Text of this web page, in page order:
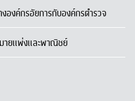
องค์กรอัยการกับองค์กรตำรวจ
ายแพ่งและพาณิชย์